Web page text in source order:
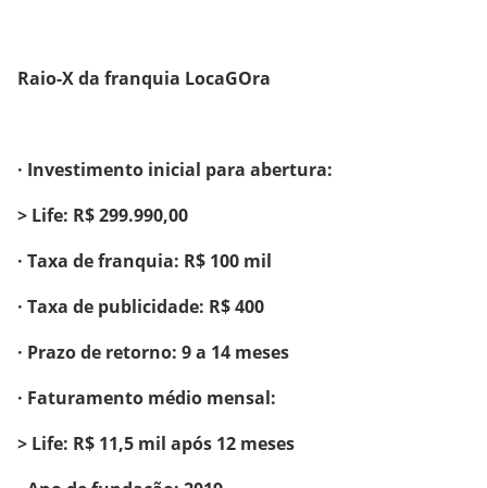
Raio-X da franquia LocaGOra
· Investimento inicial para abertura:
> Life: R$ 299.990,00
· Taxa de franquia: R$ 100 mil
· Taxa de publicidade: R$ 400
· Prazo de retorno: 9 a 14 meses
· Faturamento médio mensal:
> Life: R$ 11,5 mil após 12 meses